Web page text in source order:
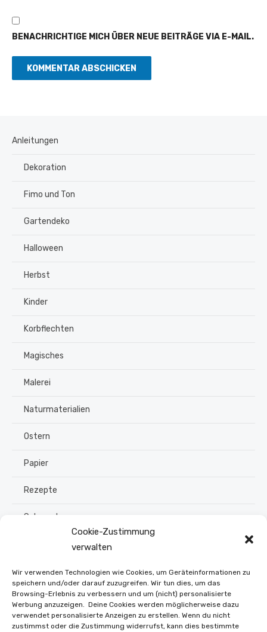
Cookie-Zustimmung
verwalten
Wir verwenden Technologien wie Cookies, um Geräteinformationen zu
speichern und/oder darauf zuzugreifen. Wir tun dies, um das
Browsing-Erlebnis zu verbessern und um (nicht) personalisierte
Werbung anzuzeigen. Deine Cookies werden möglicherweise dazu
verwendet personalisierte Anzeigen zu erstellen. Wenn du nicht
zustimmst oder die Zustimmung widerrufst, kann dies bestimmte
BENACHRICHTIGE MICH ÜBER NEUE BEITRÄGE VIA E-MAIL.
Anleitungen
Dekoration
Fimo und Ton
Gartendeko
Halloween
Herbst
Kinder
Korbflechten
Magisches
Malerei
Naturmaterialien
Ostern
Papier
Rezepte
Schmuck
Upcycling
Stroh flechten
Weihnachten